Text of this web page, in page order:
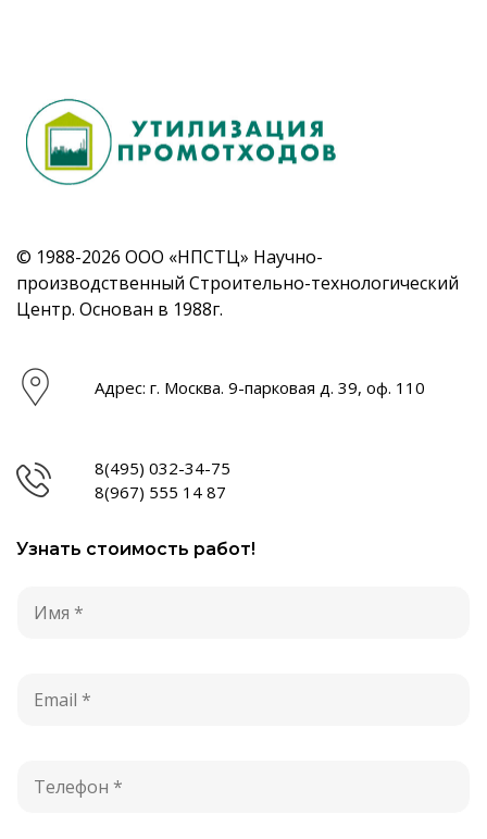
© 1988-2026 ООО «НПСТЦ» Научно-
производственный Строительно-технологический
Центр. Основан в 1988г.
Адрес: г. Москва. 9-парковая д. 39, оф. 110
8(495) 032-34-75
8(967) 555 14 87
Узнать стоимость работ!